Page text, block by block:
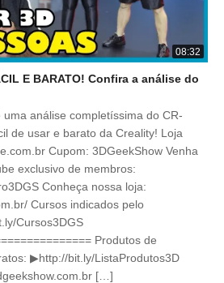
08:32
E BARATO! Confira a análise do
análise completíssima do CR-
de usar e barato da Creality! Loja
Cupom: 3DGeekShow Venha
exclusivo de membros:
Conheça nossa loja:
Cursos indicados pelo
Cursos3DGS
Produtos de
▶http://bit.ly/ListaProdutos3D
[…]